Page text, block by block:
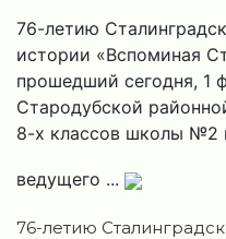
76-летию
истории «Вспоминая
прошедший сегодня, 1
Стародубской
8-х классов школы №2
ведущего ...
76-летию